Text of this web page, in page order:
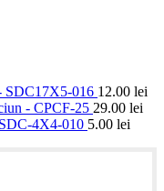
SDC17X5-016 12.00 lei
- CPCF-25 29.00 lei
4X4-010 5.00 lei